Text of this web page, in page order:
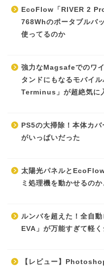
EcoFlow「RIVER 2
768Whのポータブルバ
使ってるのか
強力なMagsafeでのワ
タンドにもなるモバイ
Terminus」が超絶気に
PS5の大掃除！本体カ
がいっぱいだった
太陽光パネルと
ミ処理機を動かせるの
ルンバを超えた！全自
EVA」が万能すぎて軽く
【レビュー】